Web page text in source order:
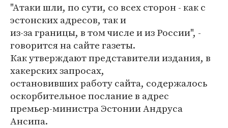
"Атаки шли, по сути, со всех сторон - как с
эстонских адресов, так и
из-за границы, в том числе и из России", -
говорится на сайте газеты.
Как утверждают представители издания, в
хакерских запросах,
остановивших работу сайта, содержалось
оскорбительное послание в адрес
премьер-министра Эстонии Андруса
Ансипа.